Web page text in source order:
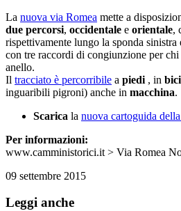
La nuova via Romea mette a
due percorsi, occidentale e orientale,
rispettivamente lungo la sponda sinistra
con tre raccordi di congiunzione per
anello.
Il tracciato è percorribile a piedi , in bici
inguaribili pigroni) anche in macchina.
Scarica la nuova cartoguida
Per informazioni:
www.camministorici.it > Via Romea
09 settembre 2015
Leggi anche